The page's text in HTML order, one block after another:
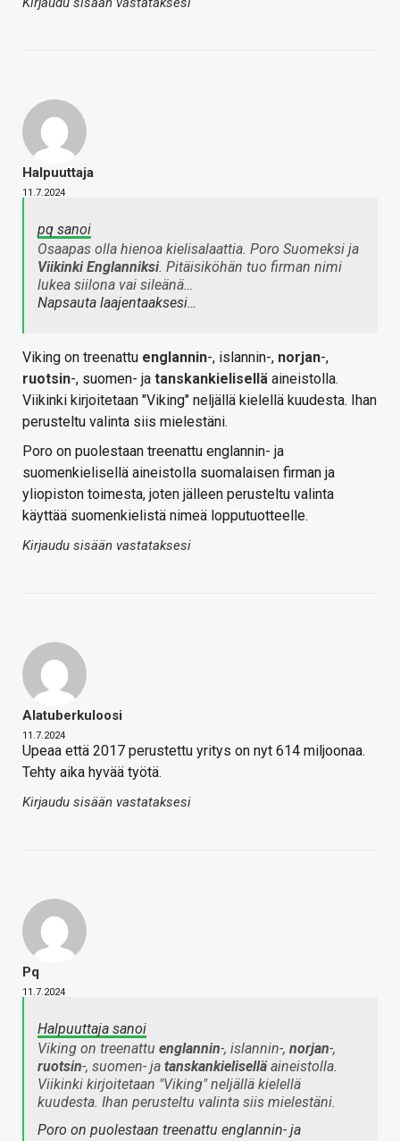
Halpuuttaja
11.7.2024
pq sanoi
Osaapas olla hienoa kielisalaattia. Poro Suomeksi ja
Viikinki Englanniksi. Pitäisiköhän tuo firman nimi
lukea siilona vai sileänä…
Napsauta laajentaaksesi…
Viking on treenattu englannin-, islannin-, norjan-,
ruotsin-, suomen- ja tanskankielisellä aineistolla.
Viikinki kirjoitetaan "Viking" neljällä kielellä kuudesta. Ihan
perusteltu valinta siis mielestäni.
Poro on puolestaan treenattu englannin- ja
suomenkielisellä aineistolla suomalaisen firman ja
yliopiston toimesta, joten jälleen perusteltu valinta
käyttää suomenkielistä nimeä lopputuotteelle.
Kirjaudu sisään vastataksesi
Alatuberkuloosi
11.7.2024
Upeaa että 2017 perustettu yritys on nyt 614 miljoonaa.
Tehty aika hyvää työtä.
Kirjaudu sisään vastataksesi
Pq
11.7.2024
Halpuuttaja sanoi
Viking on treenattu englannin-, islannin-, norjan-,
ruotsin-, suomen- ja tanskankielisellä aineistolla.
Viikinki kirjoitetaan "Viking" neljällä kielellä
kuudesta. Ihan perusteltu valinta siis mielestäni.
Poro on puolestaan treenattu englannin- ja